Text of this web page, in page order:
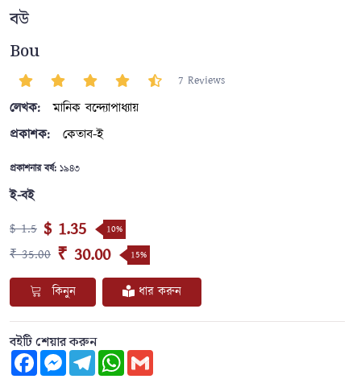
বউ
Bou
7 Reviews
লেখক:
মানিক বন্দ্যোপাধ্যায়
প্রকাশক:
কেতাব-ই
প্রকাশনার বর্ষ: ১৯৪৩
ই-বই
$ 1.5 $ 1.35 10%
₹ 35.00 ₹ 30.00 15%
কিনুন ধার করুন
বইটি শেয়ার করুন
FacebookMessengerTelegramWhatsApp